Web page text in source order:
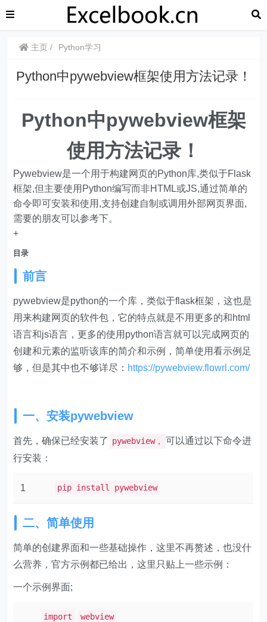
主页 Python学习
Python中pywebview框架使用方法记录！
Python中pywebview框架
使用方法记录！
Pywebview是一个用于构建网页的Python库,类似于Flask
框架,但主要使用Python编写而非HTML或JS,通过简单的
命令即可安装和使用,支持创建自制或调用外部网页界面,
需要的朋友可以参考下。
+
目录
前言
pywebview是python的一个库，类似于flask框架，这也是
用来构建网页的软件包，它的特点就是不用更多的和html
语言和js语言，更多的使用python语言就可以完成网页的
创建和元素的监听该库的简介和示例，简单使用看示例足
够，但是其中也不够详尽： https://pywebview.flowrl.com/
一、安装pywebview
首先，确保已经安装了 pywebview，
可以通过以下命令进
行安装：
1 pip install pywebview
二、简单使用
简单的创建界面和一些基础操作，这里不再赘述，也没什
么营养，官方示例都已给出，这里只贴上一些示例：
一个示例界面;
import
webview